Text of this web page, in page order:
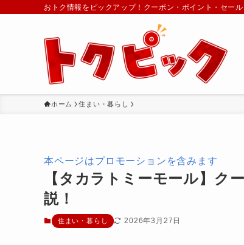
おトク情報をピックアップ！クーポン・ポイント・セール
ホーム 住まい・暮らし
本ページはプロモーションを含みます
【タカラトミーモール】ク
説！
住まい・暮らし 2026年3月27日